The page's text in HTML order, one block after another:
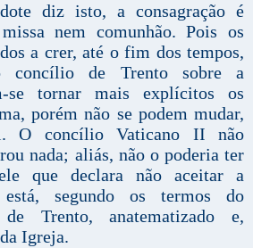
diz isto, a consagração é
nem comunhão. Pois os
a crer, até o fim dos tempos,
de Trento sobre a
se tornar mais explícitos os
porém não se podem mudar,
O concílio Vaticano II não
nada; aliás, não o poderia ter
que declara não aceitar a
está, segundo os termos do
Trento, anatematizado e,
Igreja.